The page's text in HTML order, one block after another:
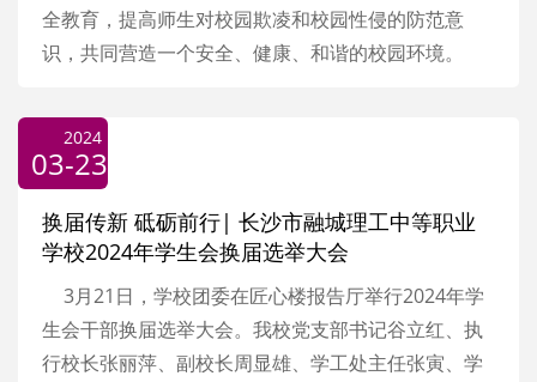
全教育，提高师生对校园欺凌和校园性侵的防范意
识，共同营造一个安全、健康、和谐的校园环境。
2024
03-23
换届传新 砥砺前行| 长沙市融城理工中等职业
学校2024年学生会换届选举大会
3月21日，学校团委在匠心楼报告厅举行2024年学
生会干部换届选举大会。我校党支部书记谷立红、执
行校长张丽萍、副校长周显雄、学工处主任张寅、学